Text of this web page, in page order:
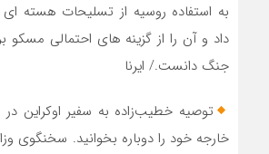
به استفاده روسیه از تسلیحات هسته ای
داد و آن را از گزینه های احتمالی مسکو
جنگ دانست./ ایرنا
توصیه خطیب‌زاده به سفیر اوکراین در
خارجه خود را دوباره بخوانید. سخنگوی